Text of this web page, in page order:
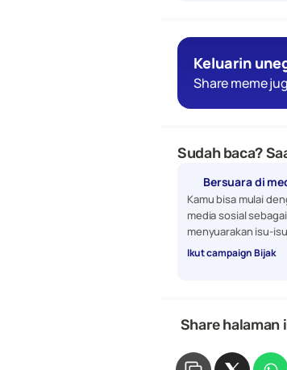
Keluarin
Share meme
Sudah baca?
Bersuara di
Kamu bisa mulai
media sosial
menyuarakan isu-
Ikut campaign Bijak
Share halaman